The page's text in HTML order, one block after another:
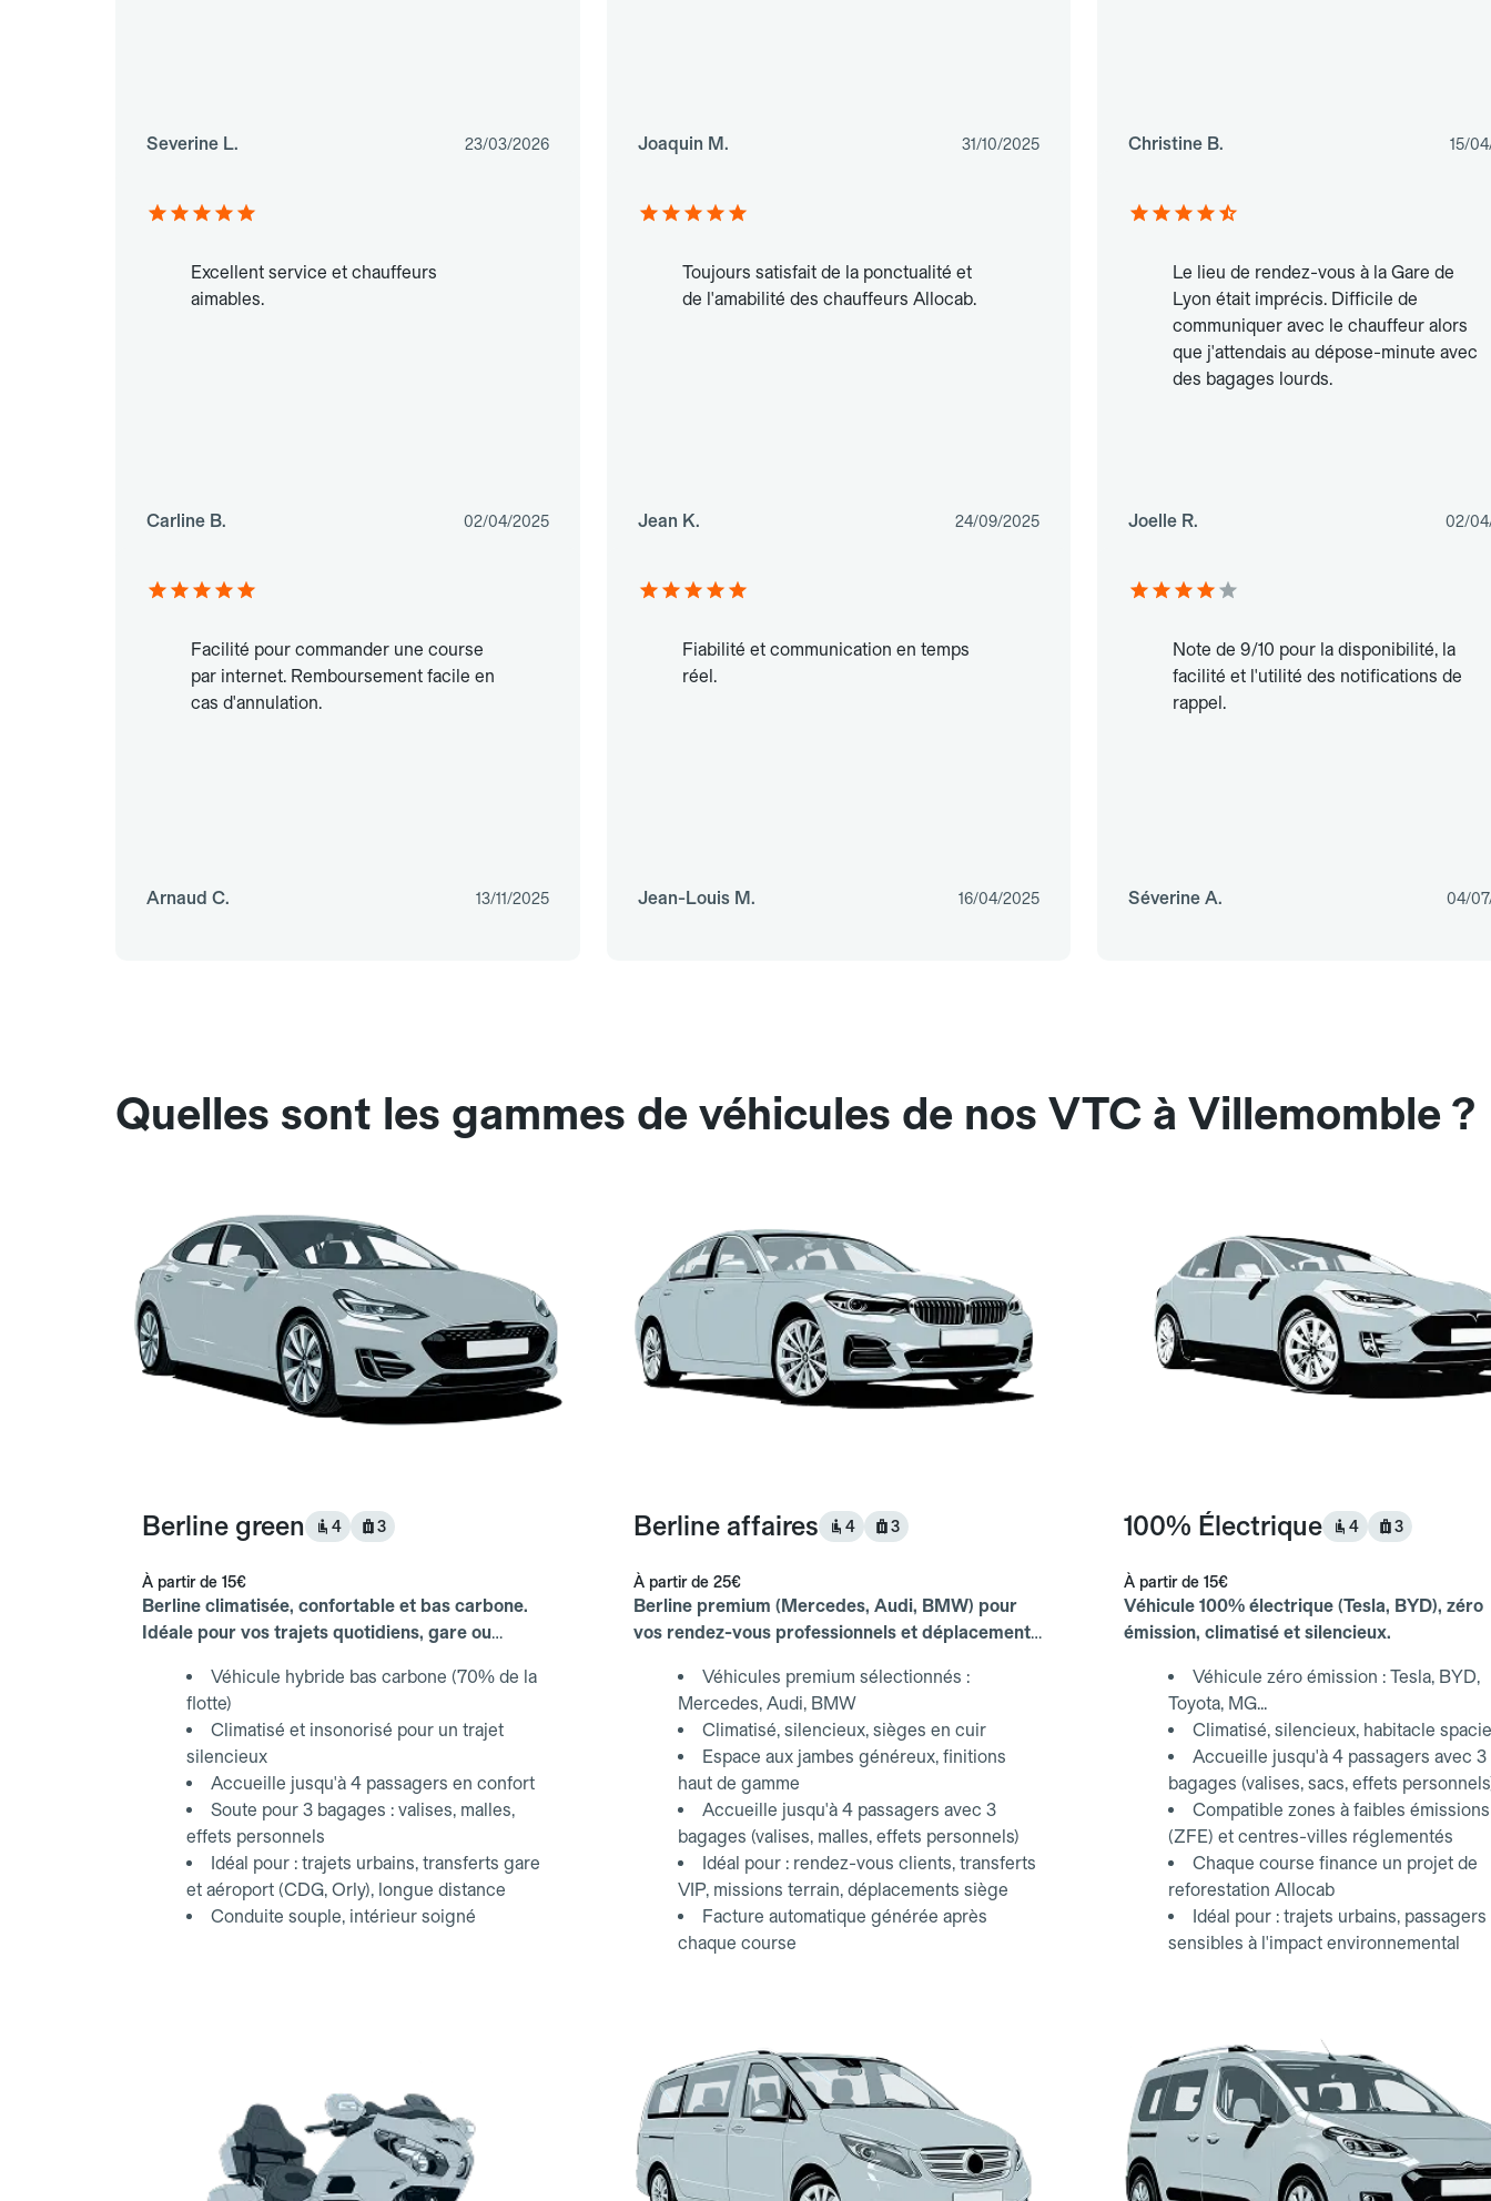
Severine L. 23/03/2026 Joaquin M. 31/10/2025 Christine B. 15/
Excellent service et chauffeurs
aimables.
Carline B. 02/04/2025
Toujours satisfait de la ponctualité et
de l'amabilité des chauffeurs Allocab.
Jean K. 24/09/2025
Le lieu de rendez-vous à la Gare de
Lyon était imprécis. Difficile de
communiquer avec le chauffeur alors
que j'attendais au dépose-minute avec
des bagages lourds.
Joelle R. 02/
Facilité pour commander une course
par internet. Remboursement facile en
cas d'annulation.
Arnaud C. 13/11/2025
Fiabilité et communication en temps
réel.
Jean-Louis M. 16/04/2025
Note de 9/10 pour la disponibilité, la
facilité et l'utilité des notifications de
rappel.
Séverine A. 04/
Quelles sont les gammes de véhicules de nos VTC à Villemomble ?
Berline green 4 3
À partir de 15€
Berline climatisée, confortable et bas carbone.
Idéale pour vos trajets quotidiens, gare ou
Véhicule hybride bas carbone (70% de la
flotte)
Climatisé et insonorisé pour un trajet
silencieux
Accueille jusqu'à 4 passagers en confort
Soute pour 3 bagages : valises, malles,
effets personnels
Idéal pour : trajets urbains, transferts gare
et aéroport (CDG, Orly), longue distance
Conduite souple, intérieur soigné
Berline affaires 4 3
À partir de 25€
Berline premium (Mercedes, Audi, BMW) pour
vos rendez-vous professionnels et déplacements
Véhicules premium sélectionnés :
Mercedes, Audi, BMW
Climatisé, silencieux, sièges en cuir
Espace aux jambes généreux, finitions
haut de gamme
Accueille jusqu'à 4 passagers avec 3
bagages (valises, malles, effets personnels)
Idéal pour : rendez-vous clients, transferts
VIP, missions terrain, déplacements siège
Facture automatique générée après
chaque course
100% Électrique 4 3
À partir de 15€
Véhicule 100% électrique (Tesla, BYD), zéro
émission, climatisé et silencieux.
Véhicule zéro émission : Tesla, BYD,
Toyota, MG...
Climatisé, silencieux, habitacle
Accueille jusqu'à 4 passagers avec 3
bagages (valises, sacs, effets
Compatible zones à faibles émissions
(ZFE) et centres-villes réglementés
Chaque course finance un projet de
reforestation Allocab
Idéal pour : trajets urbains, passagers
sensibles à l'impact environnemental